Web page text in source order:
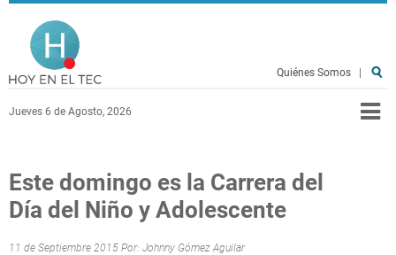
Pasar al contenido principal
Jueves 6 de Agosto, 2026
Quiénes Somos
Este domingo es la Carrera del
Día del Niño y Adolescente
11 de Septiembre 2015 Por: Johnny Gómez Aguilar